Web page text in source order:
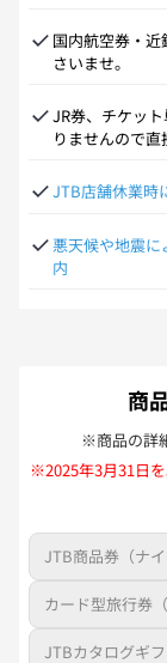
国内航空券・
さいませ。
JR券、チケッ
りませんので直
JTB店舗休業時
悪天候や地震
内
商
※商品の詳
※2025年3月31日
JTB商品券（ナイ
カード型旅行券
JTBカタログギフ